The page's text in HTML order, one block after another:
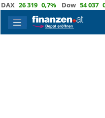
26 319 0,7% Dow 54 037 0,3%